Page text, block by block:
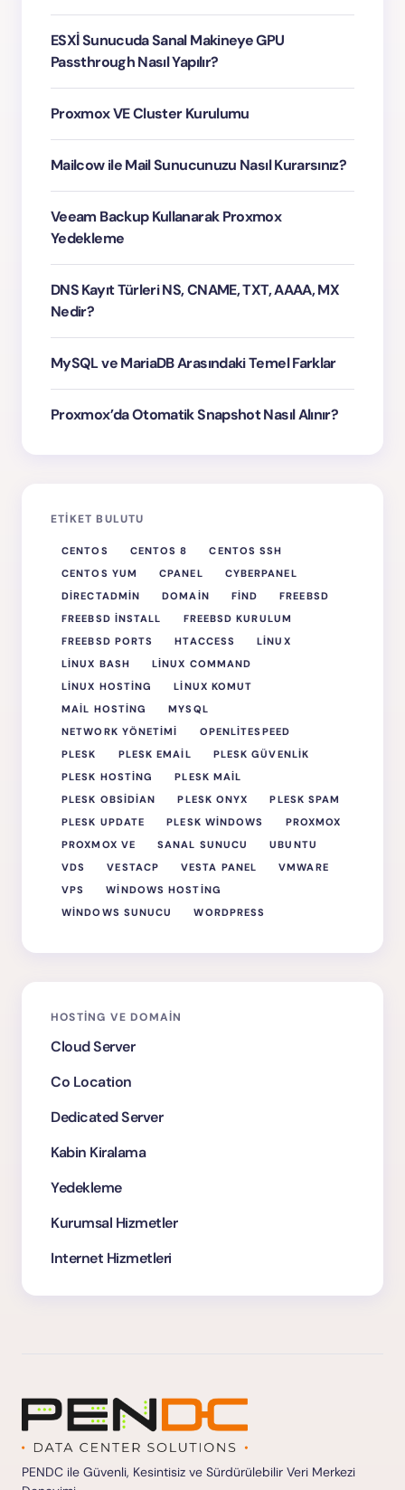
ESXİ Sunucuda Sanal Makineye GPU
Passthrough Nasıl Yapılır?
Proxmox VE Cluster Kurulumu
Mailcow ile Mail Sunucunuzu Nasıl Kurarsınız?
Veeam Backup Kullanarak Proxmox
Yedekleme
DNS Kayıt Türleri NS, CNAME, TXT, AAAA, MX
Nedir?
MySQL ve MariaDB Arasındaki Temel Farklar
Proxmox’da Otomatik Snapshot Nasıl Alınır?
ETIKET BULUTU
CENTOS CENTOS 8
CENTOS SSH
CENTOS YUM
CPANEL
CYBERPANEL
DIRECTADMIN
DOMAIN FIND
FREEBSD
FREEBSD INSTALL
FREEBSD KURULUM
FREEBSD PORTS
HTACCESS
LINUX
LINUX BASH
LINUX COMMAND
LINUX HOSTING
LINUX KOMUT
MAIL HOSTING
MYSQL
NETWORK YÖNETIMI
OPENLITESPEED
PLESK
PLESK EMAIL
PLESK GÜVENLIK
PLESK HOSTING
PLESK MAIL
PLESK OBSIDIAN
PLESK ONYX
PLESK SPAM
PLESK UPDATE
PLESK WINDOWS
PROXMOX
PROXMOX VE
SANAL SUNUCU
UBUNTU
VDS
VESTACP VESTA PANEL
VMWARE
VPS
WINDOWS HOSTING
WINDOWS SUNUCU
WORDPRESS
HOSTING VE DOMAIN
Cloud Server
Co Location
Dedicated Server
Kabin Kiralama
Yedekleme
Kurumsal Hizmetler
Internet Hizmetleri
PENDC ile Güvenli, Kesintisiz ve Sürdürülebilir Veri Merkezi